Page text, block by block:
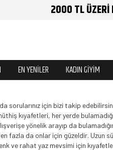
2000 TL ÜZERİ
EN YENİLER KADIN GİYİM
sorularınız için bizi takip
kıyafetleri, her yerde
yönelik arayıp da
fazla da onlar için güzeldir. Uzun
ve rahat yaz mevsimi için